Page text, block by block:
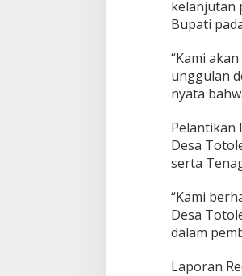
kelanjutan
Bupati
“Kami
unggulan
nyata
Pelantikan
Desa
serta
“Kami
Desa
dalam
Laporan